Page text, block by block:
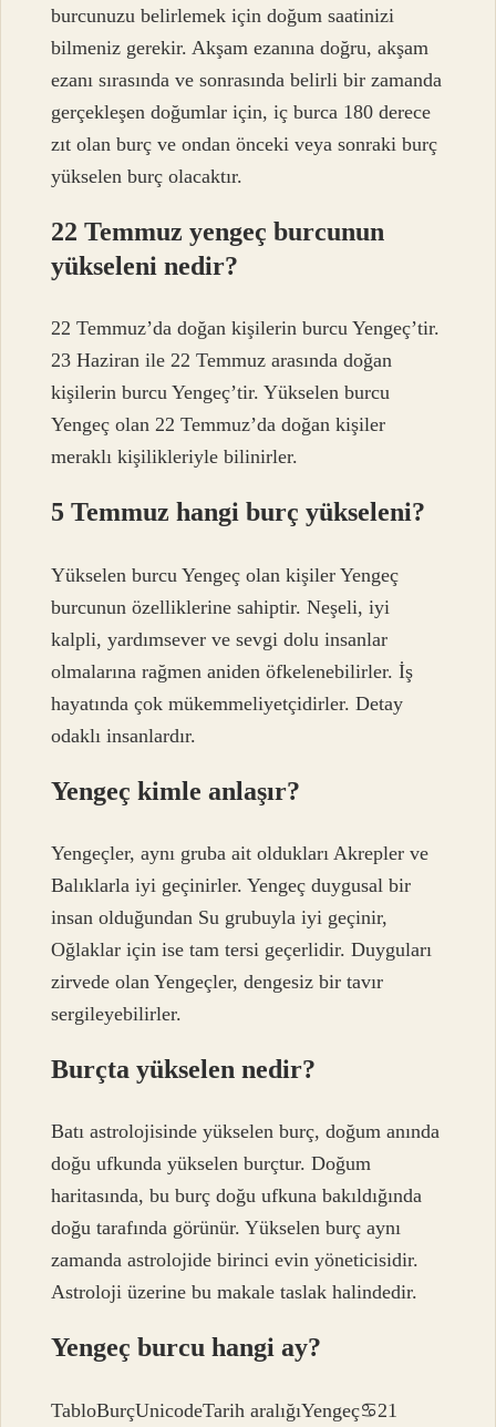
burcunuzu belirlemek için doğum saatinizi
bilmeniz gerekir. Akşam ezanına doğru, akşam
ezanı sırasında ve sonrasında belirli bir zamanda
gerçekleşen doğumlar için, iç burca 180 derece
zıt olan burç ve ondan önceki veya sonraki burç
yükselen burç olacaktır.
22 Temmuz yengeç burcunun
yükseleni nedir?
22 Temmuz’da doğan kişilerin burcu Yengeç’tir.
23 Haziran ile 22 Temmuz arasında doğan
kişilerin burcu Yengeç’tir. Yükselen burcu
Yengeç olan 22 Temmuz’da doğan kişiler
meraklı kişilikleriyle bilinirler.
5 Temmuz hangi burç yükseleni?
Yükselen burcu Yengeç olan kişiler Yengeç
burcunun özelliklerine sahiptir. Neşeli, iyi
kalpli, yardımsever ve sevgi dolu insanlar
olmalarına rağmen aniden öfkelenebilirler. İş
hayatında çok mükemmeliyetçidirler. Detay
odaklı insanlardır.
Yengeç kimle anlaşır?
Yengeçler, aynı gruba ait oldukları Akrepler ve
Balıklarla iyi geçinirler. Yengeç duygusal bir
insan olduğundan Su grubuyla iyi geçinir,
Oğlaklar için ise tam tersi geçerlidir. Duyguları
zirvede olan Yengeçler, dengesiz bir tavır
sergileyebilirler.
Burçta yükselen nedir?
Batı astrolojisinde yükselen burç, doğum anında
doğu ufkunda yükselen burçtur. Doğum
haritasında, bu burç doğu ufkuna bakıldığında
doğu tarafında görünür. Yükselen burç aynı
zamanda astrolojide birinci evin yöneticisidir.
Astroloji üzerine bu makale taslak halindedir.
Yengeç burcu hangi ay?
TabloBurçUnicodeTarih aralığıYengeç♋︎21